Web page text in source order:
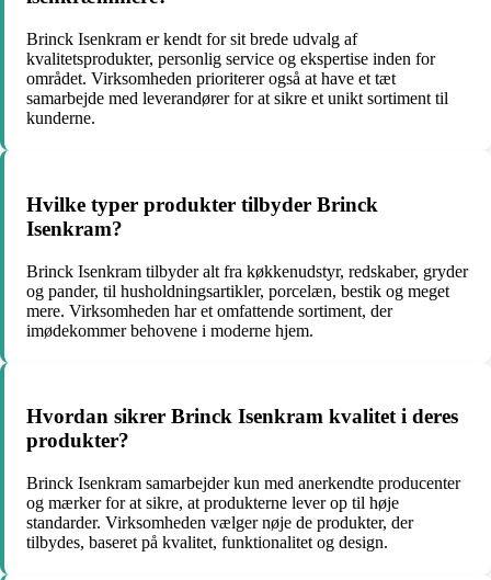
Brinck Isenkram er kendt for sit brede udvalg af
kvalitetsprodukter, personlig service og ekspertise inden for
området. Virksomheden prioriterer også at have et tæt
samarbejde med leverandører for at sikre et unikt sortiment til
kunderne.
Hvilke typer produkter tilbyder Brinck
Isenkram?
Brinck Isenkram tilbyder alt fra køkkenudstyr, redskaber, gryder
og pander, til husholdningsartikler, porcelæn, bestik og meget
mere. Virksomheden har et omfattende sortiment, der
imødekommer behovene i moderne hjem.
Hvordan sikrer Brinck Isenkram kvalitet i deres
produkter?
Brinck Isenkram samarbejder kun med anerkendte producenter
og mærker for at sikre, at produkterne lever op til høje
standarder. Virksomheden vælger nøje de produkter, der
tilbydes, baseret på kvalitet, funktionalitet og design.